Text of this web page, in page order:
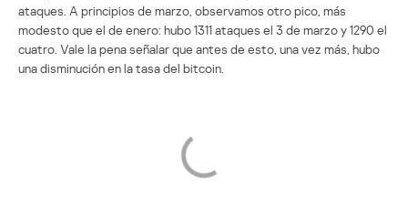
ataques. A principios de marzo, observamos otro pico, más
modesto que el de enero: hubo 1311 ataques el 3 de marzo y 1290 el
cuatro. Vale la pena señalar que antes de esto, una vez más, hubo
una disminución en la tasa del bitcoin.